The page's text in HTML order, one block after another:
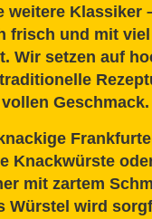
weitere Klassiker
frisch und mit
Wir setzen auf
vollen Geschmack.
Knackwürste
mit zartem
Würstel wird